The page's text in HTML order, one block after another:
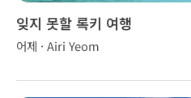
잊지 못할 록키 여행
어제 · Airi Yeom